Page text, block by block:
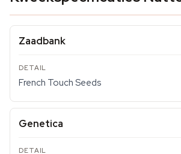
Zaadbank
French Touch Seeds
Genetica